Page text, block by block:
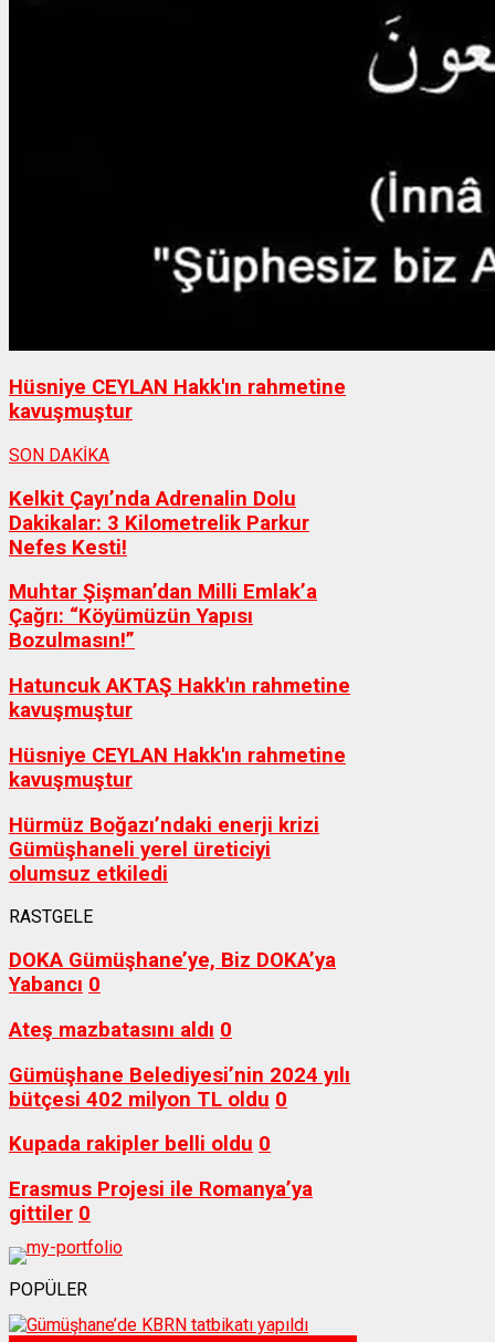
Hüsniye CEYLAN Hakk'ın rahmetine
kavuşmuştur
SON DAKİKA
Kelkit Çayı’nda Adrenalin Dolu
Dakikalar: 3 Kilometrelik Parkur
Nefes Kesti!
Muhtar Şişman’dan Milli Emlak’a
Çağrı: “Köyümüzün Yapısı
Bozulmasın!”
Hatuncuk AKTAŞ Hakk'ın rahmetine
kavuşmuştur
Hüsniye CEYLAN Hakk'ın rahmetine
kavuşmuştur
Hürmüz Boğazı’ndaki enerji krizi
Gümüşhaneli yerel üreticiyi
olumsuz etkiledi
RASTGELE
DOKA Gümüşhane’ye, Biz DOKA’ya
Yabancı 0
Ateş mazbatasını aldı 0
Gümüşhane Belediyesi’nin 2024 yılı
bütçesi 402 milyon TL oldu 0
Kupada rakipler belli oldu 0
Erasmus Projesi ile Romanya’ya
gittiler 0
POPÜLER